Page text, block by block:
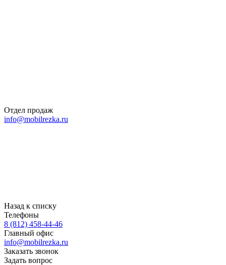
Отдел продаж
info@mobilrezka.ru
Назад к списку
Телефоны
8 (812) 458-44-46
Главный офис
info@mobilrezka.ru
Заказать звонок
Задать вопрос